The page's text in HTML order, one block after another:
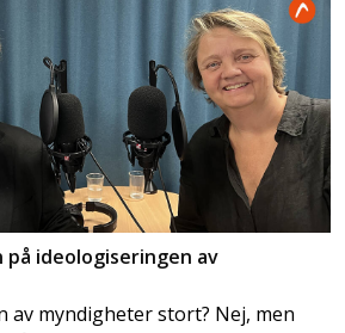
på ideologiseringen av
av myndigheter stort? Nej, men